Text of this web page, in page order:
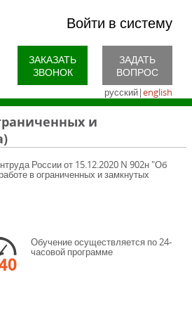
Войти в систему
ЗАКАЗАТЬ
ЗВОНОК
ЗАДАТЬ
ВОПРОС
русский|english
и
России от 15.12.2020 N 902н "Об
в ограниченных и замкнутых
Обучение осуществляется по 24-
часовой программе